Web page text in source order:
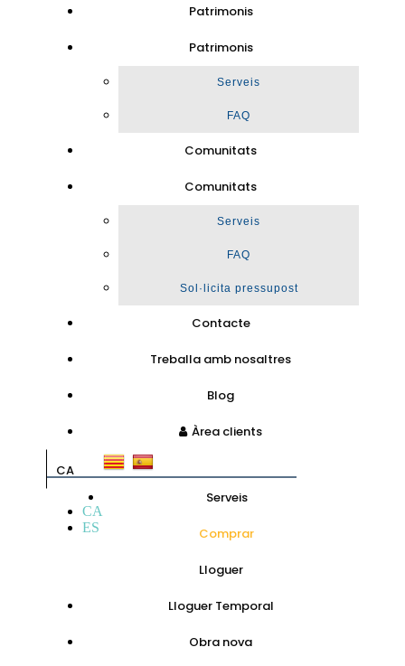
Patrimonis
Patrimonis
Serveis
FAQ
Comunitats
Comunitats
Serveis
FAQ
Sol·licita pressupost
Contacte
Treballa amb nosaltres
Blog
Àrea clients
CA
CA
ES
Serveis
Comprar
Lloguer
Lloguer Temporal
Obra nova